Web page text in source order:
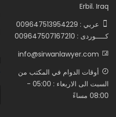
Erbil. Iraq
عربي : 009647513954229
كـــــوردى : 009647507167210
info@sirwanlawyer.com
أوقات الدوام في المكتب من
السبت الى الاربعاء : 05:00 -
08:00 مساءً